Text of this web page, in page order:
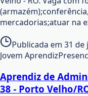
mercadorias;atuar na
Publicada em 31 de
Jovem Aprendiz
Aprendiz de
38 - Porto Velho/